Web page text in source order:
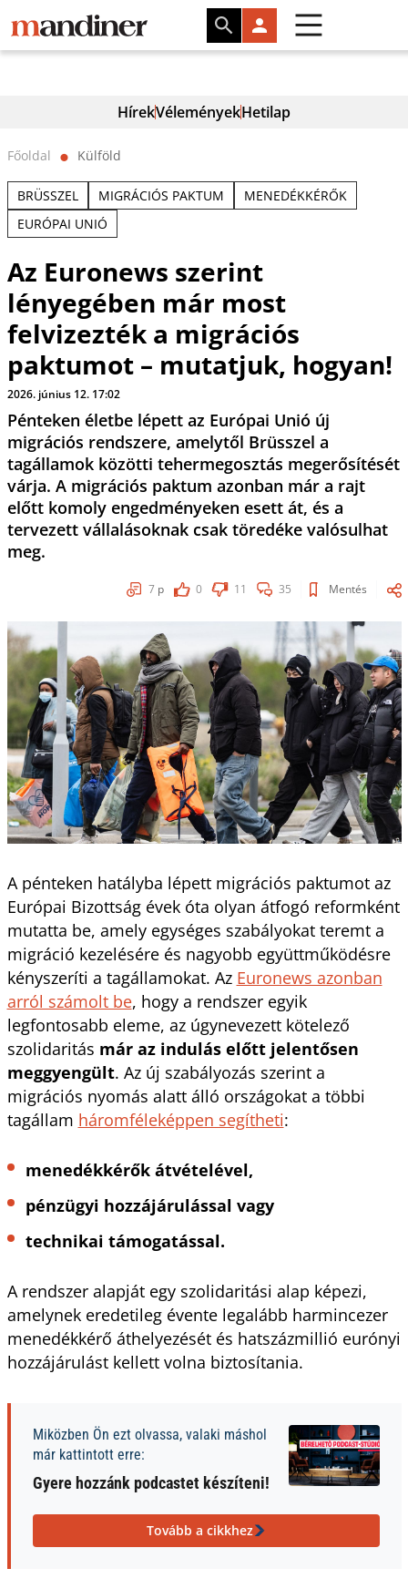
HírekVéleményekHetilap
Főoldal ⬤ Külföld
BRÜSSZEL MIGRÁCIÓS PAKTUM
MENEDÉKKÉRŐK
EURÓPAI UNIÓ
Az Euronews szerint
lényegében már most
felvizezték a migrációs
paktumot – mutatjuk, hogyan!
2026. június 12. 17:02
Pénteken életbe lépett az Európai Unió új
migrációs rendszere, amelytől Brüsszel a
tagállamok közötti tehermegosztás megerősítését
várja. A migrációs paktum azonban már a rajt
előtt komoly engedményeken esett át, és a
tervezett vállalásoknak csak töredéke valósulhat
meg.
7 p 0 11 35 Mentés
A pénteken hatályba lépett migrációs paktumot az
Európai Bizottság évek óta olyan átfogó reformként
mutatta be, amely egységes szabályokat teremt a
migráció kezelésére és nagyobb együttműködésre
kényszeríti a tagállamokat. Az Euronews azonban
arról számolt be, hogy a rendszer egyik
legfontosabb eleme, az úgynevezett kötelező
szolidaritás már az indulás előtt jelentősen
meggyengült. Az új szabályozás szerint a
migrációs nyomás alatt álló országokat a többi
tagállam háromféleképpen segítheti:
menedékkérők átvételével,
pénzügyi hozzájárulással vagy
technikai támogatással.
A rendszer alapját egy szolidaritási alap képezi,
amelynek eredetileg évente legalább harmincezer
menedékkérő áthelyezését és hatszázmillió eurónyi
hozzájárulást kellett volna biztosítania.
Miközben Ön ezt olvassa, valaki máshol
már kattintott erre:
Gyere hozzánk podcastet készíteni!
Tovább a cikkhez